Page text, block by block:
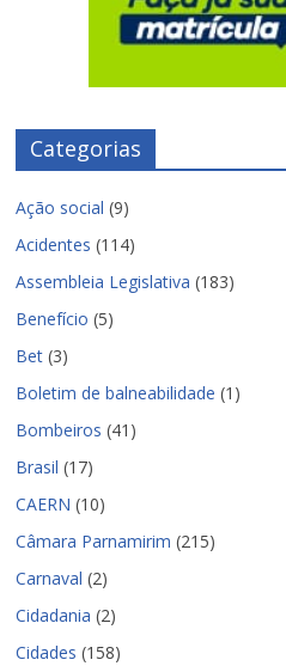
Categorias
Ação social (9)
Acidentes (114)
Assembleia Legislativa (183)
Benefício (5)
Bet (3)
Boletim de balneabilidade (1)
Bombeiros (41)
Brasil (17)
CAERN (10)
Câmara Parnamirim (215)
Carnaval (2)
Cidadania (2)
Cidades (158)